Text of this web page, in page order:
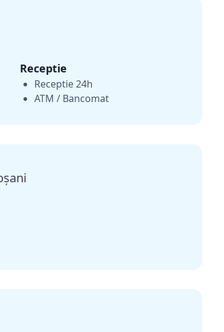
Receptie
Receptie 24h
ATM / Bancomat